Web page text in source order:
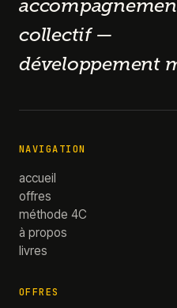
collectif —
développement
NAVIGATION
accueil
offres
méthode 4C
à propos
livres
OFFRES